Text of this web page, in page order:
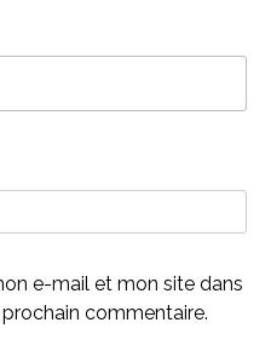
e-mail et mon site dans
commentaire.